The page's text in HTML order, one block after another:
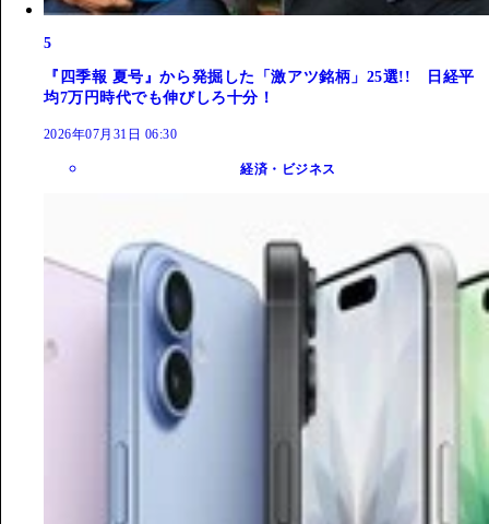
5
『四季報 夏号』から発掘した「激アツ銘柄」25選!! 日経平
均7万円時代でも伸びしろ十分！
2026年07月31日 06:30
経済・ビジネス